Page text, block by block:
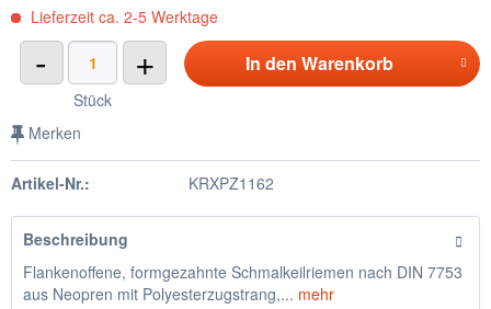
Lieferzeit ca. 2-5 Werktage
- +
Stück
In den Warenkorb
Merken
Artikel-Nr.: KRXPZ1162
Beschreibung
Flankenoffene, formgezahnte Schmalkeilriemen nach DIN 7753
aus Neopren mit Polyesterzugstrang,... mehr